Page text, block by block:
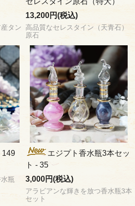
タン
13,200円(税込)
高品質なセレスタイン（天青石）
原石
149
瓶
エジプト香水瓶3本セッ
ト - 35
3,000円(税込)
アラビアンな輝きを放つ香水瓶3本
セット